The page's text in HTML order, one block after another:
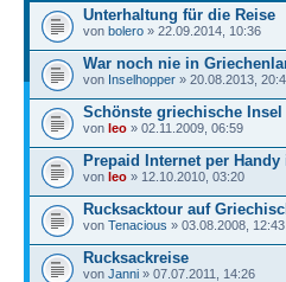
Unterhaltung für die Reise
von bolero » 22.09.2014, 10:36
War noch nie in
von Inselhopper » 20.08.2013,
Schönste griechische Insel
von leo » 02.11.2009, 06:59
Prepaid Internet per
von leo » 12.10.2010, 03:20
Rucksacktour auf
von Tenacious » 03.08.2008, 12:43
Rucksackreise
von Janni » 07.07.2011, 14:26